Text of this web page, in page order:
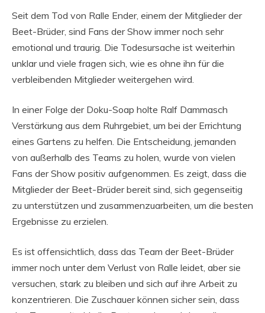
Seit dem Tod von Ralle Ender, einem der Mitglieder der
Beet-Brüder, sind Fans der Show immer noch sehr
emotional und traurig. Die Todesursache ist weiterhin
unklar und viele fragen sich, wie es ohne ihn für die
verbleibenden Mitglieder weitergehen wird.
In einer Folge der Doku-Soap holte Ralf Dammasch
Verstärkung aus dem Ruhrgebiet, um bei der Errichtung
eines Gartens zu helfen. Die Entscheidung, jemanden
von außerhalb des Teams zu holen, wurde von vielen
Fans der Show positiv aufgenommen. Es zeigt, dass die
Mitglieder der Beet-Brüder bereit sind, sich gegenseitig
zu unterstützen und zusammenzuarbeiten, um die besten
Ergebnisse zu erzielen.
Es ist offensichtlich, dass das Team der Beet-Brüder
immer noch unter dem Verlust von Ralle leidet, aber sie
versuchen, stark zu bleiben und sich auf ihre Arbeit zu
konzentrieren. Die Zuschauer können sicher sein, dass